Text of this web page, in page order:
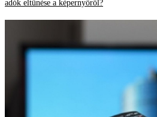
adók eltűnése a képernyőről?